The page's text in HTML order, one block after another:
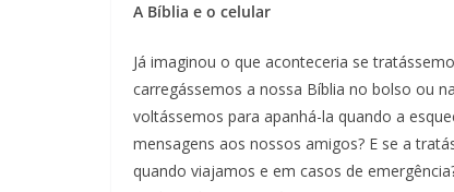
A Bíblia e o celular
Já imaginou o que aconteceria se
carregássemos a nossa Bíblia no bolso ou
voltássemos para apanhá-la quando a
mensagens aos nossos amigos? E se a
quando viajamos e em casos de